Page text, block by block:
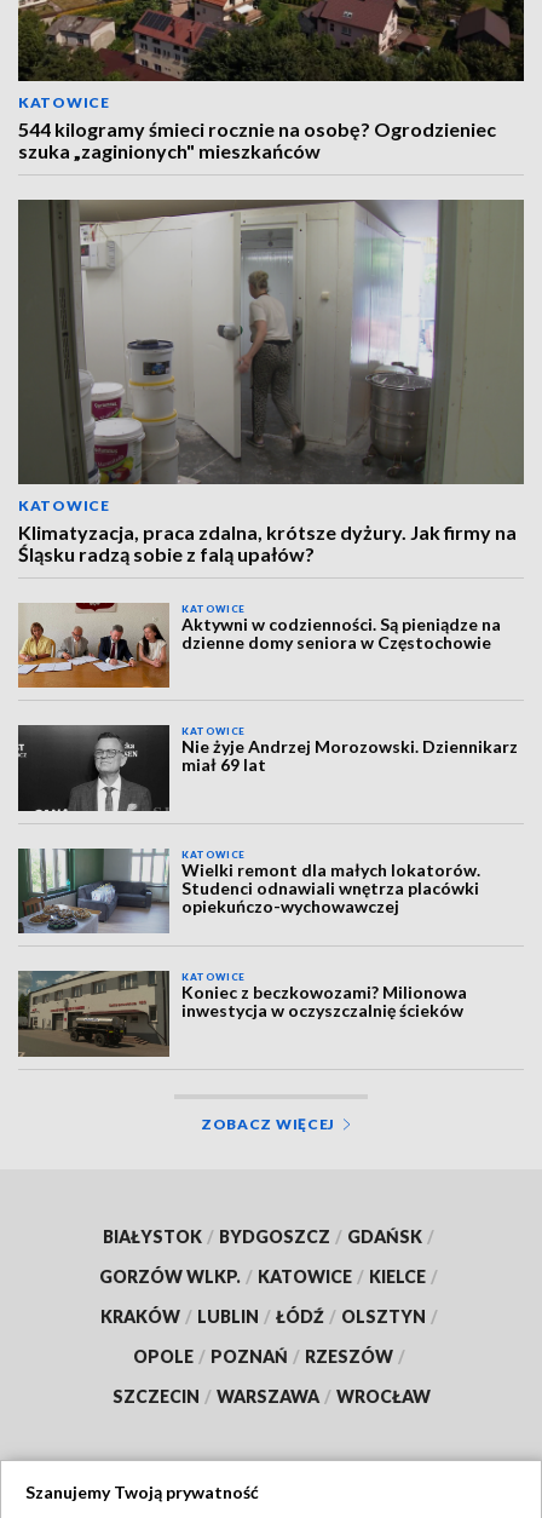
KATOWICE
544 kilogramy śmieci rocznie na osobę? Ogrodzieniec
szuka „zaginionych" mieszkańców
KATOWICE
Klimatyzacja, praca zdalna, krótsze dyżury. Jak firmy na
Śląsku radzą sobie z falą upałów?
KATOWICE
Aktywni w codzienności. Są pieniądze na
dzienne domy seniora w Częstochowie
KATOWICE
Nie żyje Andrzej Morozowski. Dziennikarz
miał 69 lat
KATOWICE
Wielki remont dla małych lokatorów.
Studenci odnawiali wnętrza placówki
opiekuńczo-wychowawczej
KATOWICE
Koniec z beczkowozami? Milionowa
inwestycja w oczyszczalnię ścieków
ZOBACZ WIĘCEJ
BIAŁYSTOK / BYDGOSZCZ / GDAŃSK /
GORZÓW WLKP. / KATOWICE / KIELCE /
KRAKÓW / LUBLIN / ŁÓDŹ / OLSZTYN /
OPOLE / POZNAŃ / RZESZÓW /
SZCZECIN / WARSZAWA / WROCŁAW
Szanujemy Twoją prywatność